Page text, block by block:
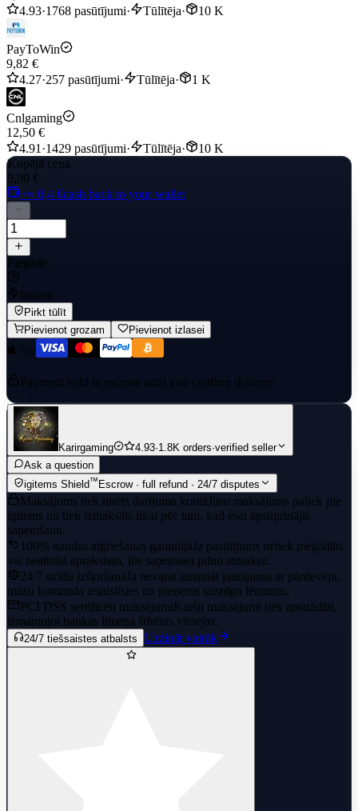
4.93·1768 pasūtījumi· Tūlītēja· 10 K
PayToWin
9,82 €
4.27·257 pasūtījumi· Tūlītēja· 1 K
Cnlgaming
12,50 €
4.91 ·1429 pasūtījumi· Tūlītēja·
10 K
Kopējā cena
9,90 €
+≈ 0,4 €cash back to your wallet
Piegāde
Instant
Pirkt tūlīt
Pievienot grozam
Pievienot izlasei
Payment held in escrow until you confirm delivery
Karirgaming 4.93·1.8K orders·verified seller
Ask a question
igitems Shield™ Escrow · full refund · 24/7 disputes
Maksājums tiek turēts darījuma kontāJūsu maksājums paliek pie
igitems un tiek izmaksāts tikai pēc tam, kad esat apstiprinājis
saņemšanu.
100% naudas atgriešanas garantijaJa pasūtījums netiek piegādāts
vai neatbilst aprakstam, jūs saņemsiet pilnu atmaksu.
24/7 strīdu izšķiršanaJa nevarat atrisināt jautājumu ar pārdevēju,
mūsu komanda iesaistīsies un pieņems taisnīgu lēmumu.
PCI DSS sertificēti maksājumiKaršu maksājumi tiek apstrādāti,
izmantojot bankas līmeņa šifrētas vārtejas.
24/7 tiešsaistes atbalsts Uzzināt vairāk